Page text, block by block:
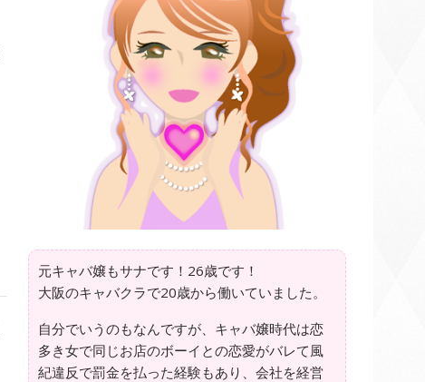
元キャバ嬢もサナです！26歳です！
大阪のキャバクラで20歳から働いていました。
自分でいうのもなんですが、キャバ嬢時代は恋
多き女で同じお店のボーイとの恋愛がバレて風
紀違反で罰金を払った経験もあり、会社を経営